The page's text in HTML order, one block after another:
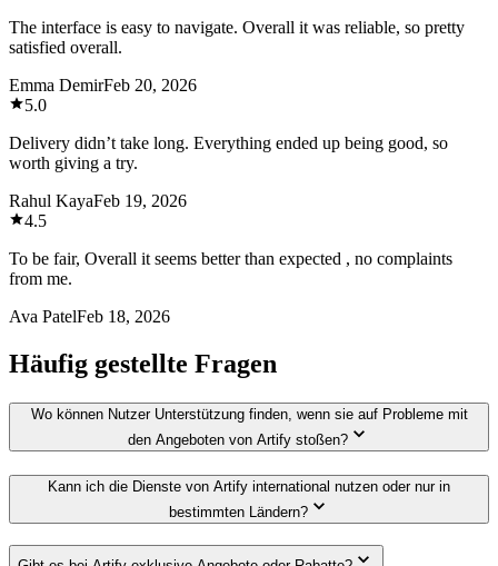
The interface is easy to navigate. Overall it was reliable, so pretty
satisfied overall.
Emma DemirFeb 20, 2026
5.0
Delivery didn’t take long. Everything ended up being good, so
worth giving a try.
Rahul KayaFeb 19, 2026
4.5
To be fair, Overall it seems better than expected , no complaints
from me.
Ava PatelFeb 18, 2026
Häufig gestellte Fragen
Wo können Nutzer Unterstützung finden, wenn sie auf Probleme mit
den Angeboten von Artify stoßen?
Kann ich die Dienste von Artify international nutzen oder nur in
bestimmten Ländern?